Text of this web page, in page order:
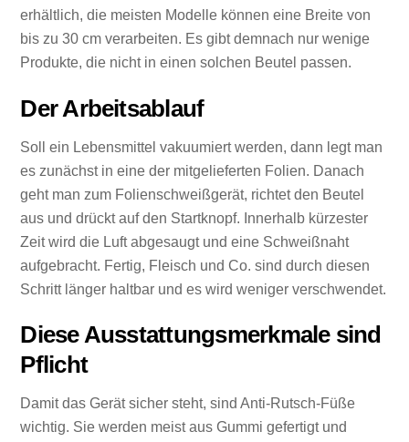
erhältlich, die meisten Modelle können eine Breite von
bis zu 30 cm verarbeiten. Es gibt demnach nur wenige
Produkte, die nicht in einen solchen Beutel passen.
Der Arbeitsablauf
Soll ein Lebensmittel vakuumiert werden, dann legt man
es zunächst in eine der mitgelieferten Folien. Danach
geht man zum Folienschweißgerät, richtet den Beutel
aus und drückt auf den Startknopf. Innerhalb kürzester
Zeit wird die Luft abgesaugt und eine Schweißnaht
aufgebracht. Fertig, Fleisch und Co. sind durch diesen
Schritt länger haltbar und es wird weniger verschwendet.
Diese Ausstattungsmerkmale sind
Pflicht
Damit das Gerät sicher steht, sind Anti-Rutsch-Füße
wichtig. Sie werden meist aus Gummi gefertigt und